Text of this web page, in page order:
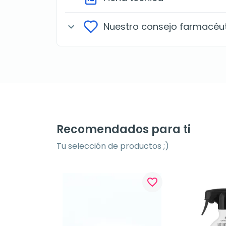
expand_more Nuestro consejo
Recomendados para ti
Tu selección de productos ;)
favorite_border